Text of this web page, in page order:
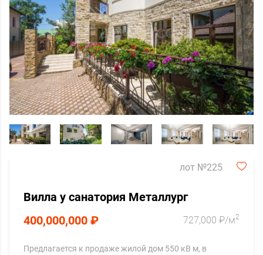
лот №225
Вилла у санатория Металлург
400,000,000 ₽
727,000 ₽/м2
Предлагается к продаже жилой дом 550 кВ м, в